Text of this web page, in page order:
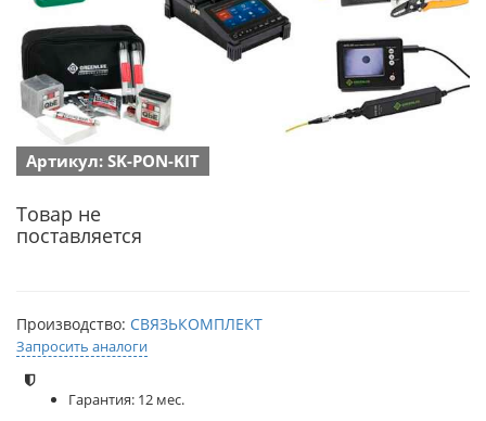
Артикул: SK-PON-KIT
Товар не
поставляется
Производство: СВЯЗЬКОМПЛЕКТ
Запросить аналоги
Гарантия: 12 мес.